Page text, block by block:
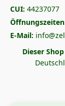
CUI: 44237077
E-Mail:
Dieser